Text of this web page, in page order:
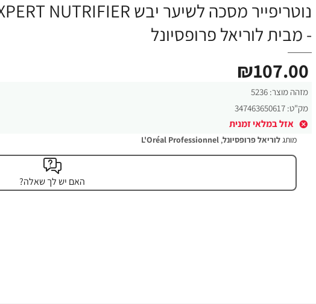
- מבית לוריאל פרופסיונל
מזהה מוצר: 5236
מק"ט: 347463650617
אזל במלאי זמנית
₪107.00
מותגלוריאל פרופסיונל,
L'Oréal Professionnel
האם יש לך שאלה?